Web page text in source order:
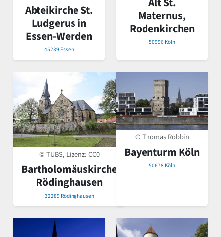
Abteikirche St.
Ludgerus in
Essen-Werden
45239 Essen
Alt St.
Maternus,
Rodenkirchen
50996 Köln
© TUBS, Lizenz:CC0
Bartholomäuskirche
Rödinghausen
32289 Rödinghausen
© Thomas Robbin
Bayenturm Köln
50678 Köln